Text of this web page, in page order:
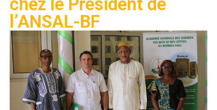
chez le Président de
l’ANSAL-BF